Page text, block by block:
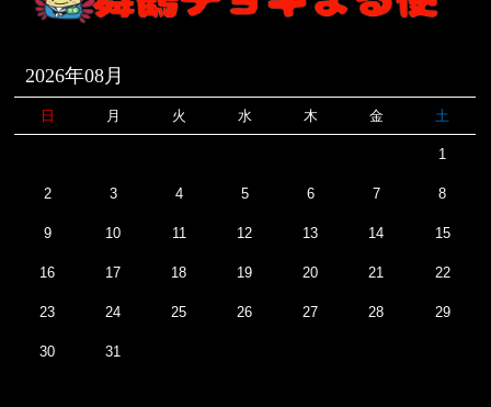
2026年08月
日 月 火 水 木 金 土
1
2 3 4 5 6 7 8
9 10 11 12 13 14 15
16 17 18 19 20 21 22
23 24 25 26 27 28 29
30 31